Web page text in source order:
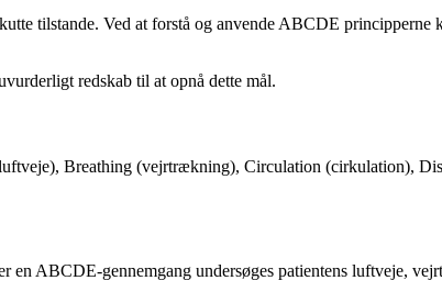
tilstande. Ved at forstå og anvende ABCDE principperne
redskab til at opnå dette mål.
Breathing (vejrtrækning), Circulation (cirkulation),
en ABCDE-gennemgang undersøges patientens luftveje,